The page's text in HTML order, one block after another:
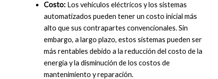
Costo: Los vehículos eléctricos y los sistemas
automatizados pueden tener un costo inicial más
alto que sus contrapartes convencionales. Sin
embargo, a largo plazo, estos sistemas pueden ser
más rentables debido a la reducción del costo de la
energía y la disminución de los costos de
mantenimiento y reparación.